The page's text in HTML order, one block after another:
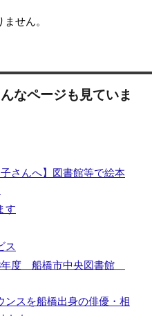
せん。
なページも見ていま
さんへ】図書館等で絵本
す
ス
年度 船橋市中央図書館
ンスを船橋出身の俳優・相